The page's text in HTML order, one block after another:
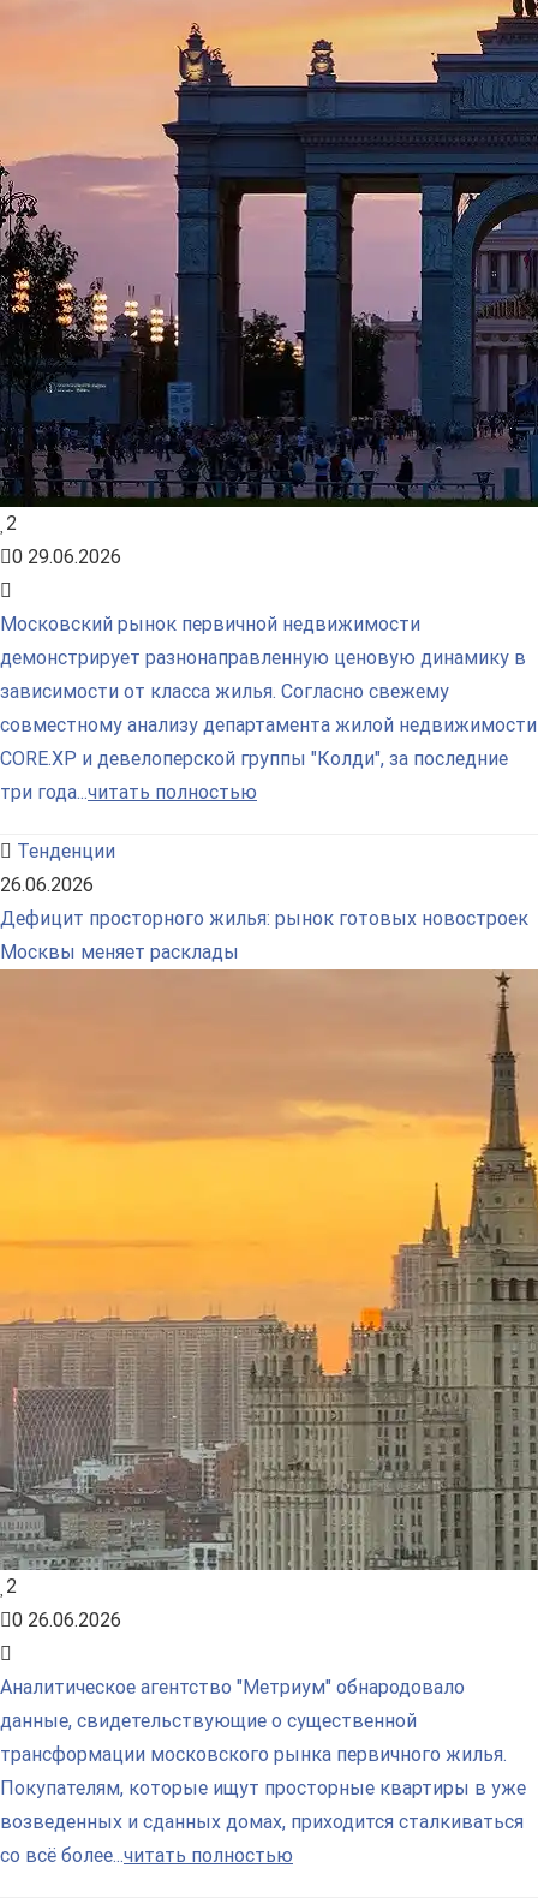
2
0 29.06.2026
Московский рынок первичной недвижимости
демонстрирует разнонаправленную ценовую динамику в
зависимости от класса жилья. Согласно свежему
совместному анализу департамента жилой недвижимости
CORE.XP и девелоперской группы "Колди", за последние
три года...читать полностью
Тенденции
26.06.2026
Дефицит просторного жилья: рынок готовых новостроек
Москвы меняет расклады
2
0 26.06.2026
Аналитическое агентство "Метриум" обнародовало
данные, свидетельствующие о существенной
трансформации московского рынка первичного жилья.
Покупателям, которые ищут просторные квартиры в уже
возведенных и сданных домах, приходится сталкиваться
со всё более...читать полностью